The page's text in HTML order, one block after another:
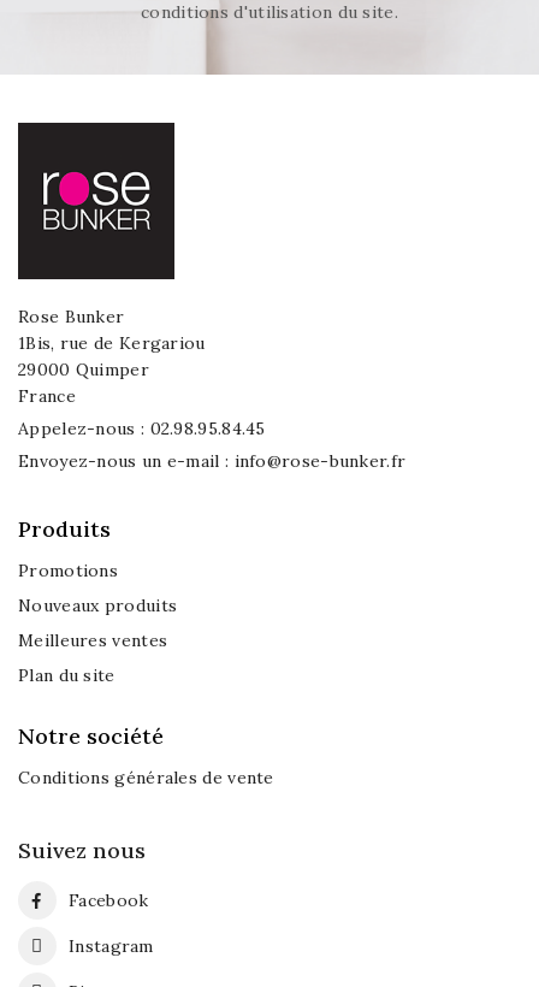
conditions d'utilisation du site.
Rose Bunker
1Bis, rue de Kergariou
29000 Quimper
France
Appelez-nous : 02.98.95.84.45
Envoyez-nous un e-mail : info@rose-bunker.fr
Produits
Promotions
Nouveaux produits
Meilleures ventes
Plan du site
Notre société
Conditions générales de vente
Suivez nous
Facebook
Instagram